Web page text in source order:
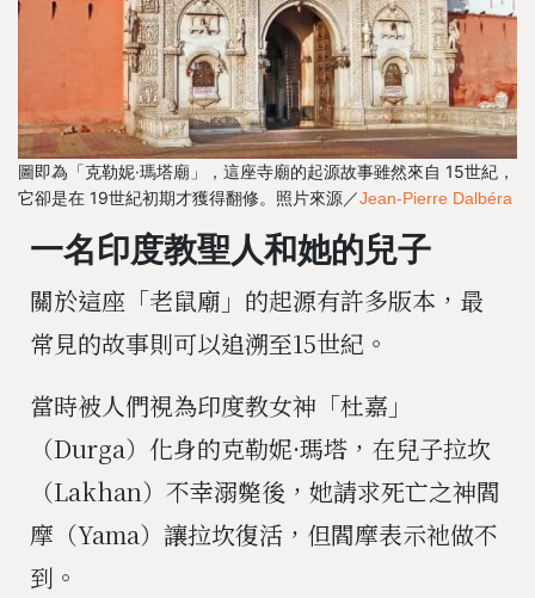
圖即為「克勒妮·瑪塔廟」，這座寺廟的起源故事雖然來自 15世紀，
它卻是在 19世紀初期才獲得翻修。照片來源／Jean-Pierre Dalbéra
一名印度教聖人和她的兒子
關於這座「老鼠廟」的起源有許多版本，最
常見的故事則可以追溯至15世紀。
當時被人們視為印度教女神「杜嘉」
（Durga）化身的克勒妮·瑪塔，在兒子拉坎
（Lakhan）不幸溺斃後，她請求死亡之神閻
摩（Yama）讓拉坎復活，但閻摩表示祂做不
到。